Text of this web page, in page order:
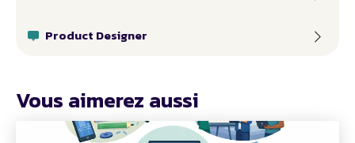
Product Designer
Vous aimerez aussi